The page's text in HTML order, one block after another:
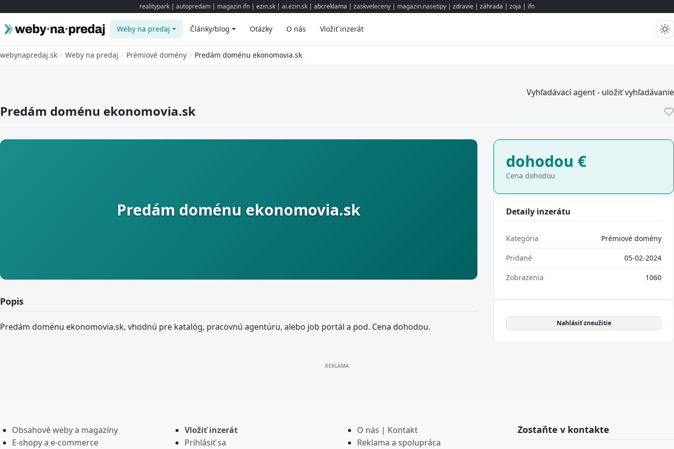
realitypark | autopredam | magazin ifn | ezin.sk | ai.ezin.sk | abcreklama | zaskveleceny | magazin.nasetipy | zdravie | záhrada | zoja | ifn
Weby na predaj Články/blog Otázky O nás Vložiť inzerát
webynapredaj.sk Weby na predaj Prémiové domény Predám doménu ekonomovia.sk
Vyhľadávací agent - uložiť vyhľadávanie
Predám doménu ekonomovia.sk
Predám doménu ekonomovia.sk
Popis
Predám doménu ekonomovia.sk, vhodnú pre katalóg, pracovnú agentúru, alebo job portál a pod. Cena dohodou.
dohodou €
Cena dohodou
Detaily inzerátu
Kategória Prémiové domény
Pridané 05-02-2024
Zobrazenia 1060
Nahlásiť zneužitie
Obsahové weby a magazíny
E-shopy a e-commerce
Vložiť inzerát
Prihlásiť sa
O nás | Kontakt
Reklama a spolupráca
Zostaňte v kontakte